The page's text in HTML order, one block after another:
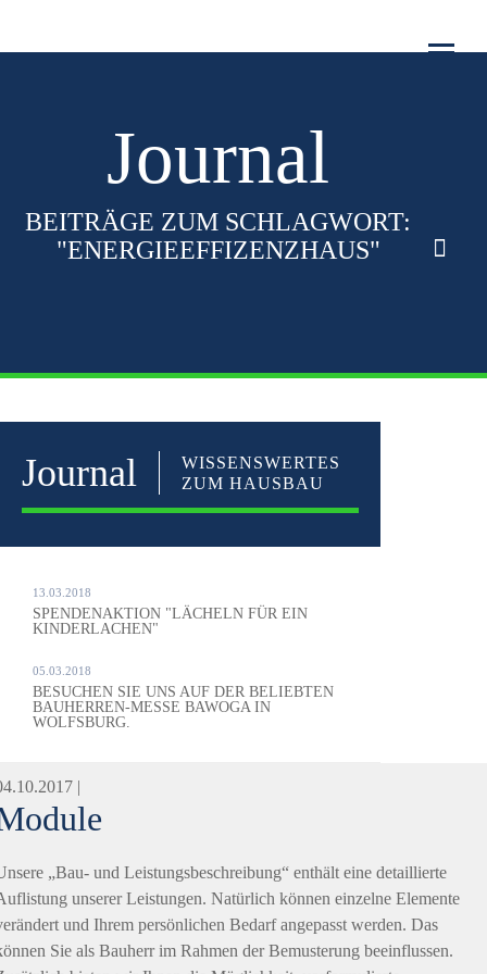
SERVICE
KONTAKT
Journal
BEITRÄGE ZUM SCHLAGWORT:
"ENERGIEEFFIZENZHAUS"
Journal
WISSENSWERTES
ZUM HAUSBAU
13.03.2018
SPENDENAKTION "LÄCHELN FÜR EIN
KINDERLACHEN"
05.03.2018
BESUCHEN SIE UNS AUF DER BELIEBTEN
BAUHERREN-MESSE BAWOGA IN
WOLFSBURG.
|
„Bau- und Leistungsbeschreibung“ enthält eine detaillierte
unserer Leistungen. Natürlich können einzelne Elemente
und Ihrem persönlichen Bedarf angepasst werden. Das
Sie als Bauherr im Rahmen der Bemusterung beeinflussen.